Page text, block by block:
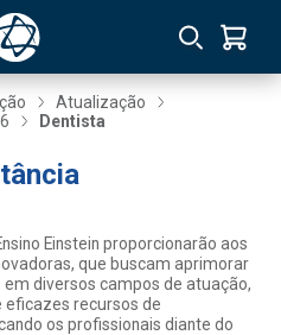
Atualização
Dentista
Einstein proporcionarão aos
que buscam aprimorar
diversos campos de atuação,
eficazes recursos de
os profissionais diante do